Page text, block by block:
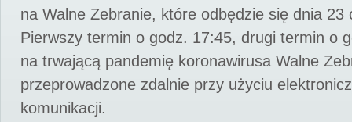
na Walne Zebranie, które odbędzie się dnia 23
Pierwszy termin o godz. 17:45, drugi termin o
na trwającą pandemię koronawirusa Walne
przeprowadzone zdalnie przy użyciu
komunikacji.